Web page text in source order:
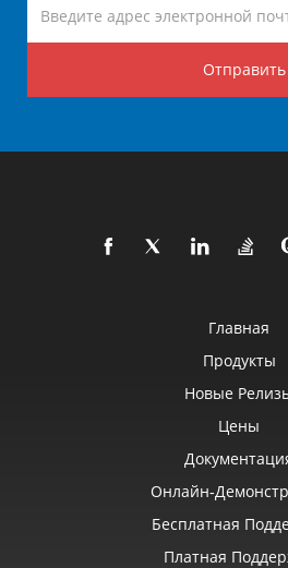
Отправить
Главная
Продукты
Новые
Цены
Бесплатная
Платная